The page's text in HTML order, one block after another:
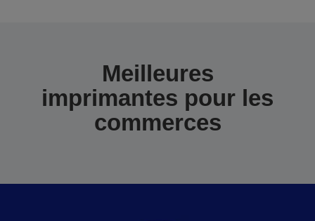
Meilleures
imprimantes pour les
commerces